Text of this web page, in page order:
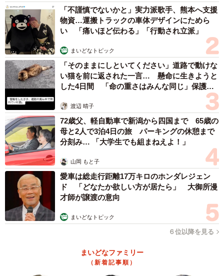
「不謹慎でないかと」実力派歌手、熊本へ支援
物資…運搬トラックの車体デザインにためら
い 「痛いほど伝わる」「行動され立派」
まいどなトピック
「そのままにしといてください」道路で動けな
い猫を前に返された一言… 懸命に生きようと
した4日間 「命の重さはみんな同じ」保護団
渡辺 晴子
72歳父、軽自動車で新潟から四国まで 65歳の
母と2人で3泊4日の旅 パーキングの休憩まで
分刻み… 「大学生でも組まねえよ！」
山岡 もと子
愛車は総走行距離17万キロのホンダレジェン
ド 「どなたか欲しい方が居たら」 大御所漫
才師が譲渡の意向
まいどなトピック
６位以降を見る
まいどなファミリー
（新着記事順）